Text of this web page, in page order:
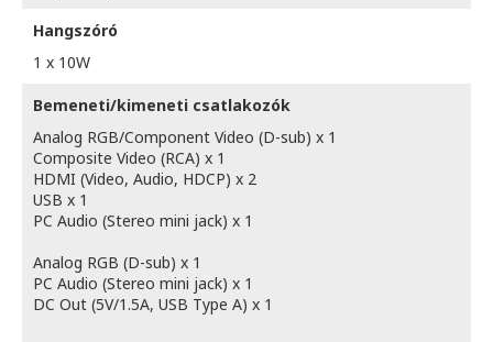
Hangszóró
1 x 10W
Bemeneti/kimeneti csatlakozók
Analog RGB/Component Video (D-sub) x 1
Composite Video (RCA) x 1
HDMI (Video, Audio, HDCP) x 2
USB x 1
PC Audio (Stereo mini jack) x 1
Analog RGB (D-sub) x 1
PC Audio (Stereo mini jack) x 1
DC Out (5V/1.5A, USB Type A) x 1